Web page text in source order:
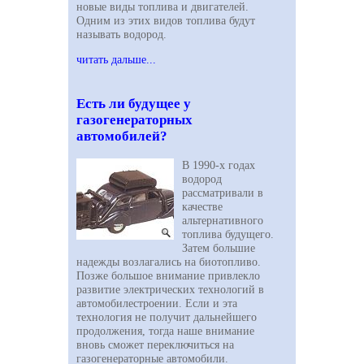
новые виды топлива и двигателей.
Одним из этих видов топлива будут
называть водород.
читать дальше...
Есть ли будущее у
газогенераторных
автомобилей?
В 1990-х годах
водород
рассматривали в
качестве
альтернативного
топлива будущего.
Затем большие
надежды возлагались на биотопливо.
Позже большое внимание привлекло
развитие электрических технологий в
автомобилестроении. Если и эта
технология не получит дальнейшего
продолжения, тогда наше внимание
вновь сможет переключиться на
газогенераторные автомобили.